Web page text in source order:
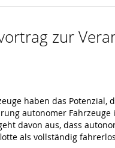
zur
haben das
autonomer Fahrzeuge
davon aus, dass
als vollständig